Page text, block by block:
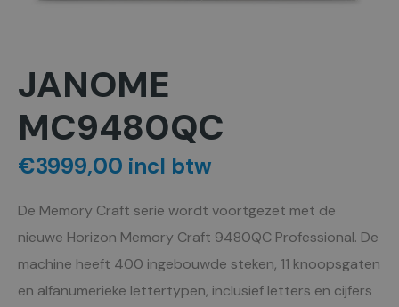
JANOME
MC9480QC
€3999,00 incl btw
De Memory Craft serie wordt voortgezet met de
nieuwe Horizon Memory Craft 9480QC Professional. De
machine heeft 400 ingebouwde steken, 11 knoopsgaten
en alfanumerieke lettertypen, inclusief letters en cijfers